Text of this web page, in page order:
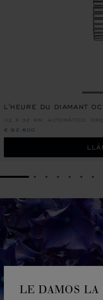
LE DAMOS
IR
L'HEURE DU DIAMANT
32 X 32 MM, AUTOMÁTICO,
€ 92,600
GO TO SLIDE 1GO TO SLIDE 2
GO TO SLIDE 3
GO TOGO TO
GO